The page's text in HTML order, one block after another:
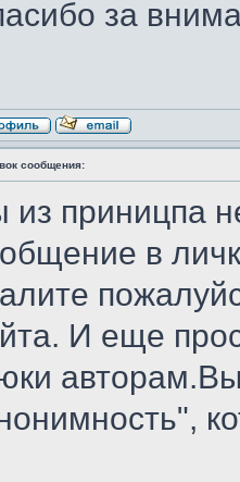
за
сообщения:
из приницпа
в
И еще